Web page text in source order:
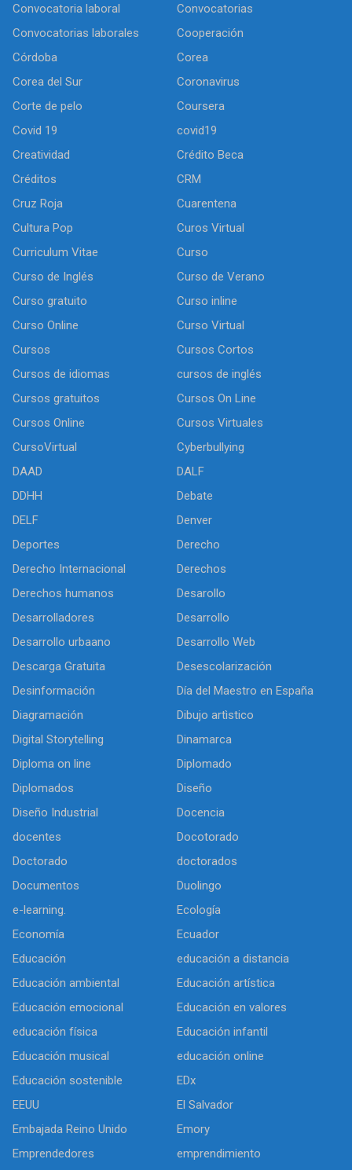
Convocatoria laboral
Convocatorias
Convocatorias laborales
Cooperación
Córdoba
Corea
Corea del Sur
Coronavirus
Corte de pelo
Coursera
Covid 19
covid19
Creatividad
Crédito Beca
Créditos
CRM
Cruz Roja
Cuarentena
Cultura Pop
Curos Virtual
Curriculum Vitae
Curso
Curso de Inglés
Curso de Verano
Curso gratuito
Curso inline
Curso Online
Curso Virtual
Cursos
Cursos Cortos
Cursos de idiomas
cursos de inglés
Cursos gratuitos
Cursos On Line
Cursos Online
Cursos Virtuales
CursoVirtual
Cyberbullying
DAAD
DALF
DDHH
Debate
DELF
Denver
Deportes
Derecho
Derecho Internacional
Derechos
Derechos humanos
Desarollo
Desarrolladores
Desarrollo
Desarrollo urbaano
Desarrollo Web
Descarga Gratuita
Desescolarización
Desinformación
Día del Maestro en España
Diagramación
Dibujo artìstico
Digital Storytelling
Dinamarca
Diploma on line
Diplomado
Diplomados
Diseño
Diseño Industrial
Docencia
docentes
Docotorado
Doctorado
doctorados
Documentos
Duolingo
e-learning.
Ecología
Economía
Ecuador
Educación
educación a distancia
Educación ambiental
Educación artística
Educación emocional
Educación en valores
educación física
Educación infantil
Educación musical
educación online
Educación sostenible
EDx
EEUU
El Salvador
Embajada Reino Unido
Emory
Emprendedores
emprendimiento